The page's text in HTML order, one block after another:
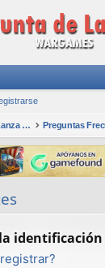
Foro Punta de Lanza Wargames Preguntas